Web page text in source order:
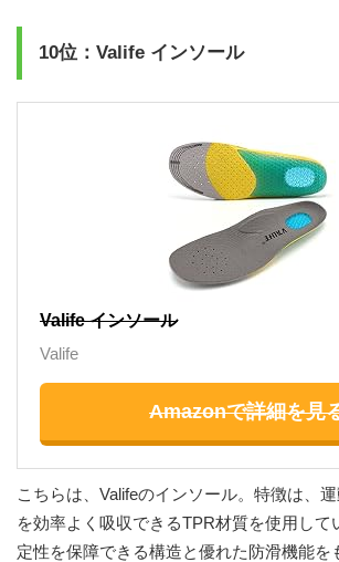
10位：Valife インソール
Valife インソール
Valife
Amazonで詳細を見
こちらは、Valifeのインソール。特徴は、
を効率よく吸収できるTPR材質を使用して
定性を保障できる構造と優れた防滑機能を